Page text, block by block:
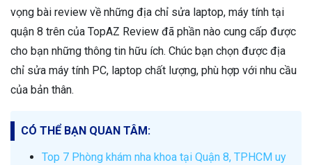
vọng bài review về những địa chỉ sửa laptop, máy tính tại
quận 8 trên của TopAZ Review đã phần nào cung cấp được
cho bạn những thông tin hữu ích. Chúc bạn chọn được địa
chỉ sửa máy tính PC, laptop chất lượng, phù hợp với nhu cầu
của bản thân.
CÓ THỂ BẠN QUAN TÂM:
Top 7 Phòng khám nha khoa tại Quận 8, TPHCM uy